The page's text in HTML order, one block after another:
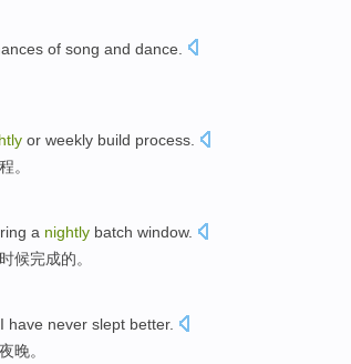
of song and dance
or weekly build process.
。
a nightly batch window.
时候完成的。
I have never slept better.
晚。